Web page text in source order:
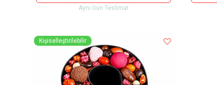
Aynı Gün Teslimat
Kişiselleştirilebilir